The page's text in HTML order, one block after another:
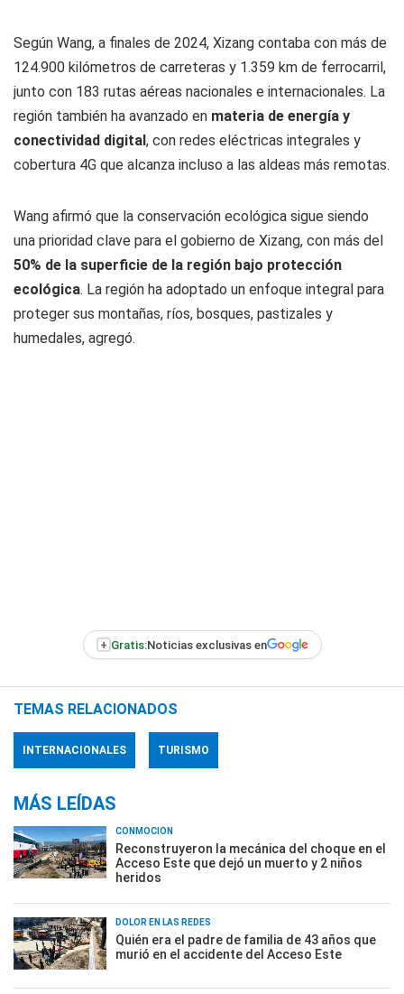
Según Wang, a finales de 2024, Xizang contaba con más de
124.900 kilómetros de carreteras y 1.359 km de ferrocarril,
junto con 183 rutas aéreas nacionales e internacionales. La
región también ha avanzado en materia de energía y
conectividad digital, con redes eléctricas integrales y
cobertura 4G que alcanza incluso a las aldeas más remotas.
Wang afirmó que la conservación ecológica sigue siendo
una prioridad clave para el gobierno de Xizang, con más del
50% de la superficie de la región bajo protección
ecológica. La región ha adoptado un enfoque integral para
proteger sus montañas, ríos, bosques, pastizales y
humedales, agregó.
+ Gratis:Noticias exclusivas en
TEMAS RELACIONADOS
INTERNACIONALES TURISMO
MÁS LEÍDAS
CONMOCIÓN
Reconstruyeron la mecánica del choque en el
Acceso Este que dejó un muerto y 2 niños
heridos
DOLOR EN LAS REDES
Quién era el padre de familia de 43 años que
murió en el accidente del Acceso Este